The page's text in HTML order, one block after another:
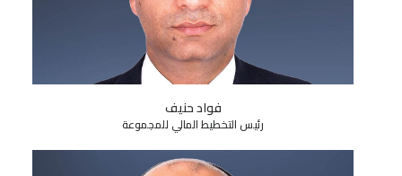
فواد حنيف
رئيس التخطيط المالي للمجموعة